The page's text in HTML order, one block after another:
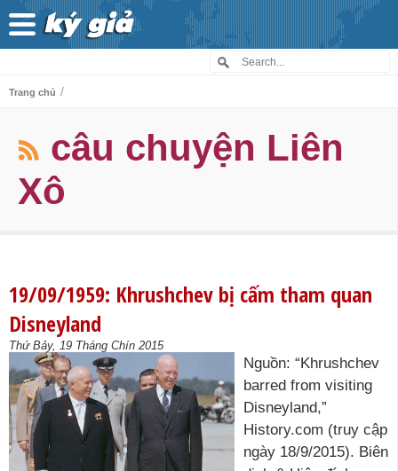
Trang chủ /
câu chuyện Liên
Xô
19/09/1959: Khrushchev bị cấm tham quan
Disneyland
Thứ Bảy, 19 Tháng Chín 2015
Nguồn: “Khrushchev
barred from visiting
Disneyland,”
History.com (truy cập
ngày 18/9/2015). Biên